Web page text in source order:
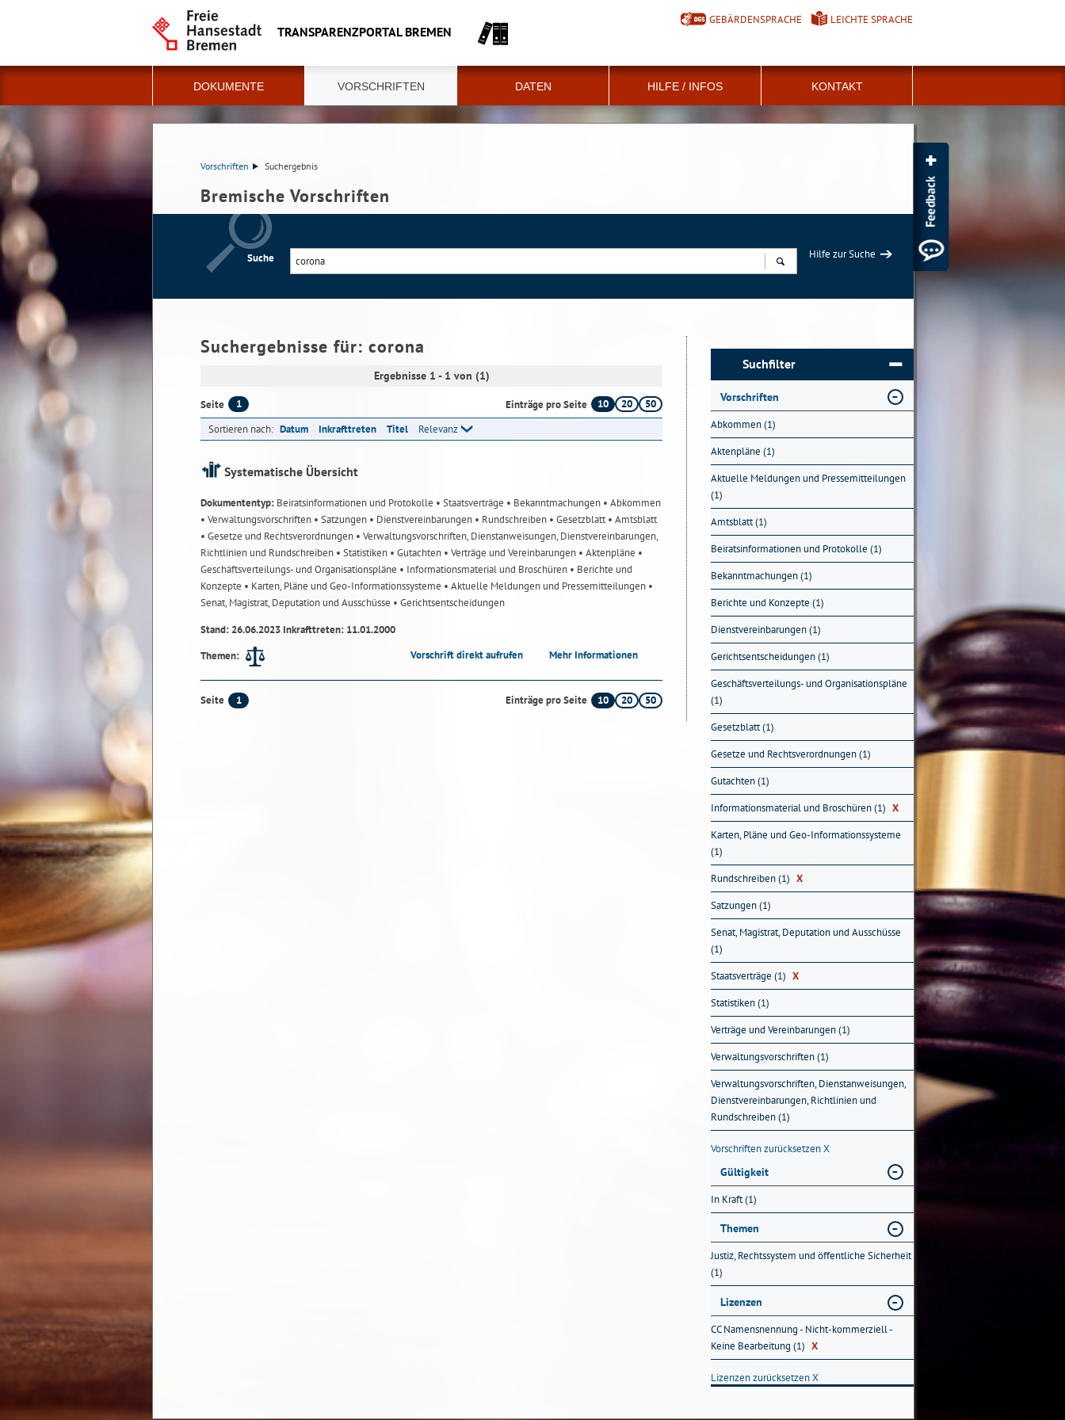
TRANSPARENZPORTAL BREMEN
GEBÄRDENSPRACHE LEICHTE SPRACHE
DOKUMENTE VORSCHRIFTEN DATEN HILFE / INFOS KONTAKT
Vorschriften Suchergebnis
Bremische Vorschriften
Suche
Hilfe zur Suche
Suchergebnisse für: corona
Ergebnisse 1 - 1 von (1)
Seite 1 Einträge pro Seite 10 20
50
Sortieren nach: Datum Inkrafttreten Titel Relevanz
Systematische Übersicht
Dokumententyp: Beiratsinformationen und Protokolle • Staatsverträge • Bekanntmachungen • Abkommen
• Verwaltungsvorschriften • Satzungen • Dienstvereinbarungen • Rundschreiben • Gesetzblatt• Amtsblatt
• Gesetze und Rechtsverordnungen • Verwaltungsvorschriften, Dienstanweisungen, Dienstvereinbarungen,
Richtlinien und Rundschreiben • Statistiken • Gutachten • Verträge und Vereinbarungen • Aktenpläne •
Geschäftsverteilungs- und Organisationspläne • Informationsmaterial und Broschüren • Berichte und
Konzepte • Karten, Pläne und Geo-Informationssysteme • Aktuelle Meldungen und Pressemitteilungen •
Senat, Magistrat, Deputation und Ausschüsse • Gerichtsentscheidungen
Stand: 26.06.2023 Inkrafttreten: 11.01.2000
Themen:
Vorschrift direkt aufrufen Mehr Informationen
Seite 1 Einträge pro Seite 10 20 50
Suchfilter
Vorschriften
Abkommen (1)
Aktenpläne (1)
Aktuelle Meldungen und Pressemitteilungen
(1)
Amtsblatt (1)
Beiratsinformationen und Protokolle (1)
Bekanntmachungen (1)
Berichte und Konzepte (1)
Dienstvereinbarungen (1)
Gerichtsentscheidungen (1)
Geschäftsverteilungs- und Organisationspläne
(1)
Gesetzblatt (1)
Gesetze und Rechtsverordnungen (1)
Gutachten (1)
Informationsmaterial und Broschüren (1) X
Karten, Pläne und Geo-Informationssysteme
(1)
Rundschreiben (1) X
Satzungen (1)
Senat, Magistrat, Deputation und Ausschüsse
(1)
Staatsverträge (1) X
Statistiken (1)
Verträge und Vereinbarungen (1)
Verwaltungsvorschriften (1)
Verwaltungsvorschriften, Dienstanweisungen,
Dienstvereinbarungen, Richtlinien und
Rundschreiben (1)
Vorschriften zurücksetzenX
Gültigkeit
In Kraft (1)
Themen
Justiz, Rechtssystem und öffentliche Sicherheit
(1)
Lizenzen
CC Namensnennung - Nicht-kommerziell -
Keine Bearbeitung (1) X
Lizenzen zurücksetzenX